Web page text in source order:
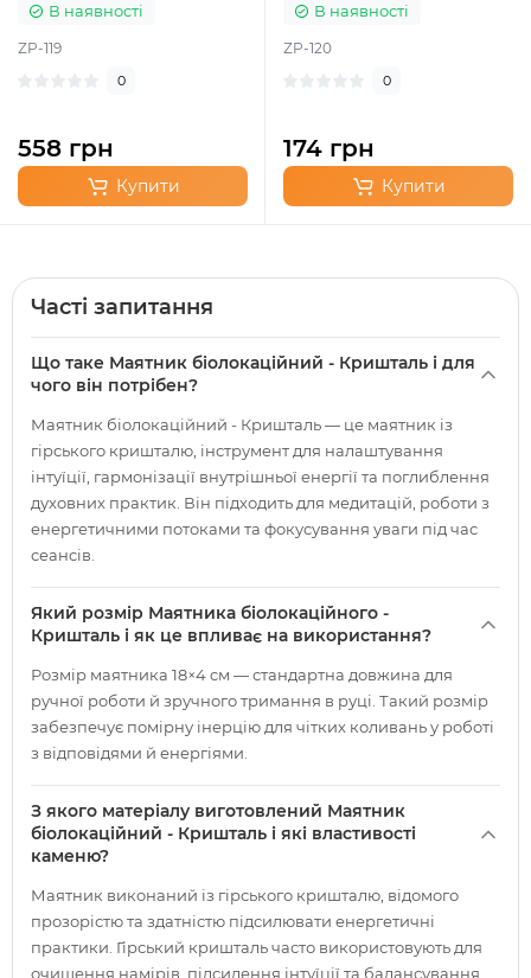
В наявності
ZP-119
0
558 грн
Купити
В наявності
ZP-120
0
174 грн
Купити
Часті запитання
Що таке Маятник біолокаційний - Кришталь і для
чого він потрібен?
Маятник біолокаційний - Кришталь — це маятник із
гірського кришталю, інструмент для налаштування
інтуїції, гармонізації внутрішньої енергії та поглиблення
духовних практик. Він підходить для медитацій, роботи з
енергетичними потоками та фокусування уваги під час
сеансів.
Який розмір Маятника біолокаційного -
Кришталь і як це впливає на використання?
Розмір маятника 18×4 см — стандартна довжина для
ручної роботи й зручного тримання в руці. Такий розмір
забезпечує помірну інерцію для чітких коливань у роботі
з відповідями й енергіями.
З якого матеріалу виготовлений Маятник
біолокаційний - Кришталь і які властивості
каменю?
Маятник виконаний із гірського кришталю, відомого
прозорістю та здатністю підсилювати енергетичні
практики. Гірський кришталь часто використовують для
очищення намірів, підсилення інтуїції та балансування